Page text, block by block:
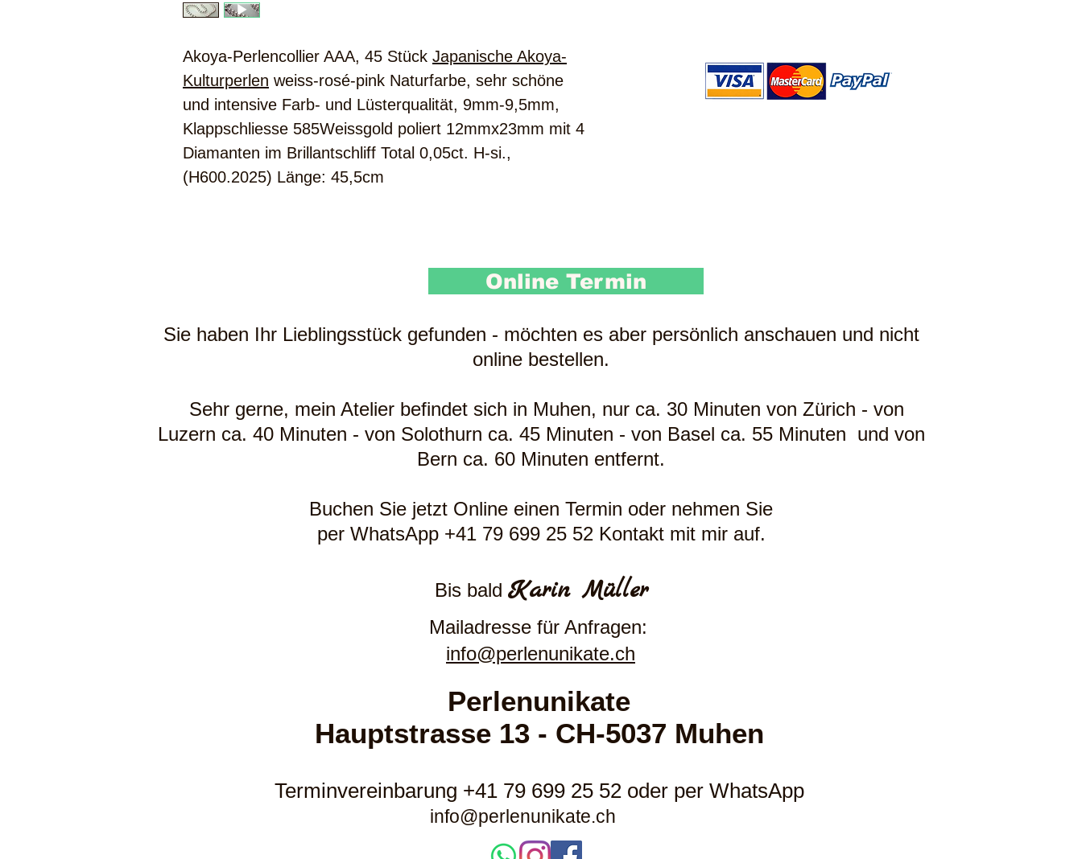
Akoya-Perlencollier AAA, 45 Stück Japanische Akoya-
Kulturperlen weiss-rosé-pink Naturfarbe, sehr schöne
und intensive Farb- und Lüsterqualität, 9mm-9,5mm,
Klappschliesse 585Weissgold poliert 12mmx23mm mit 4
Diamanten im Brillantschliff Total 0,05ct. H-si.,
(H600.2025) Länge: 45,5cm
Online Termin
Sie haben Ihr Lieblingsstück gefunden - möchten es aber persönlich anschauen und nicht
online bestellen.
Sehr gerne, mein Atelier befindet sich in Muhen, nur ca. 30 Minuten von Zürich - von
Luzern ca. 40 Minuten - von Solothurn ca. 45 Minuten - von Basel ca. 55 Minuten und von
Bern ca. 60 Minuten entfernt.
Buchen Sie jetzt Online einen Termin oder nehmen Sie
per WhatsApp +41 79 699 25 52 Kontakt mit mir auf.
Bis bald Karin Müller
Mailadresse für Anfragen:
info@perlenunikate.ch
Perlenunikate
Hauptstrasse 13 - CH-5037 Muhen
Terminvereinbarung +41 79 699 25 52 oder per WhatsApp
info@perlenunikate.ch